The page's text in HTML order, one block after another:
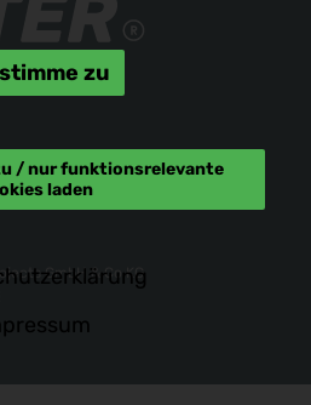
GmbH & Co KG
zu
/ nur funktionsrelevante
laden